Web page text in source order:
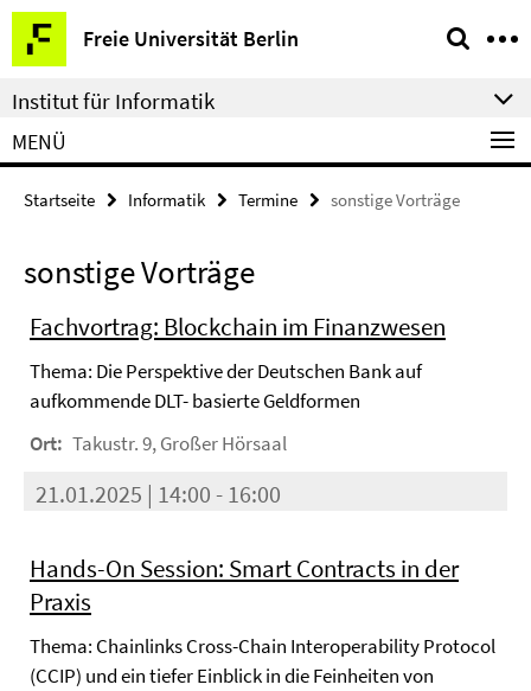
Springe
direkt
zu
Inhalt
Freie Universität Berlin
Service-
Navigation
Institut für Informatik
MENÜ
Startseite Informatik Termine sonstige Vorträge
sonstige Vorträge
Fachvortrag: Blockchain im Finanzwesen
Thema: Die Perspektive der Deutschen Bank auf
aufkommende DLT- basierte Geldformen
Ort: Takustr. 9, Großer Hörsaal
21.01.2025 | 14:00 - 16:00
Hands-On Session: Smart Contracts in der
Praxis
Thema: Chainlinks Cross-Chain Interoperability Protocol
(CCIP) und ein tiefer Einblick in die Feinheiten von